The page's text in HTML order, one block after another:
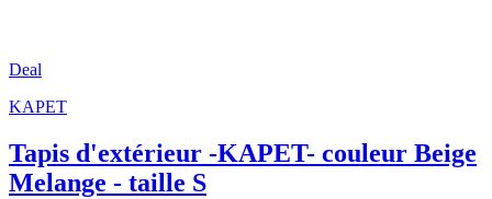
Deal
KAPET
Tapis d'extérieur -KAPET- couleur Beige
Melange - taille S